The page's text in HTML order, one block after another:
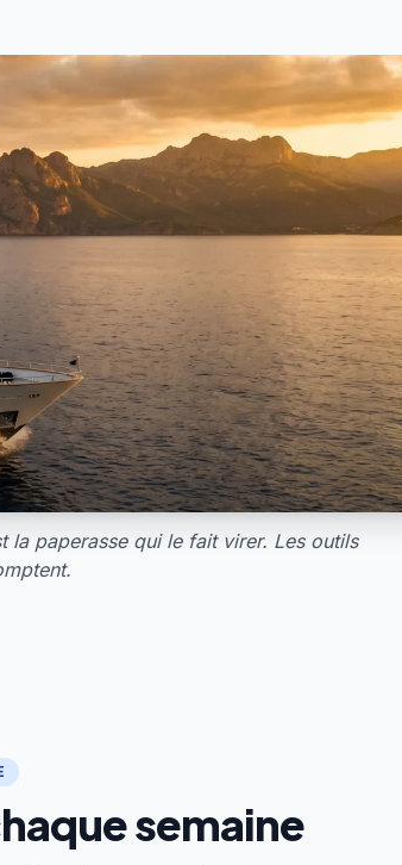
paperasse qui le fait virer. Les outils
semaine